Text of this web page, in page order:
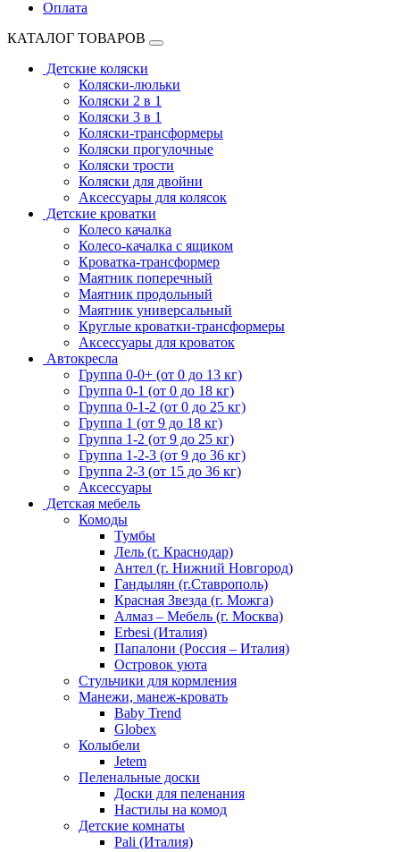
Оплата
КАТАЛОГ ТОВАРОВ
Детские коляски
Коляски-люльки
Коляски 2 в 1
Коляски 3 в 1
Коляски-трансформеры
Коляски прогулочные
Коляски трости
Коляски для двойни
Аксессуары для колясок
Детские кроватки
Колесо качалка
Колесо-качалка с ящиком
Кроватка-трансформер
Маятник поперечный
Маятник продольный
Маятник универсальный
Круглые кроватки-трансформеры
Аксессуары для кроваток
Автокресла
Группа 0-0+ (от 0 до 13 кг)
Группа 0-1 (от 0 до 18 кг)
Группа 0-1-2 (от 0 до 25 кг)
Группа 1 (от 9 до 18 кг)
Группа 1-2 (от 9 до 25 кг)
Группа 1-2-3 (от 9 до 36 кг)
Группа 2-3 (от 15 до 36 кг)
Аксессуары
Детская мебель
Комоды
Тумбы
Лель (г. Краснодар)
Антел (г. Нижний Новгород)
Гандылян (г.Ставрополь)
Красная Звезда (г. Можга)
Алмаз – Мебель (г. Москва)
Erbesi (Италия)
Папалони (Россия – Италия)
Островок уюта
Стульчики для кормления
Манежи, манеж-кровать
Baby Trend
Globex
Колыбели
Jetem
Пеленальные доски
Доски для пеленания
Настилы на комод
Детские комнаты
Pali (Италия)